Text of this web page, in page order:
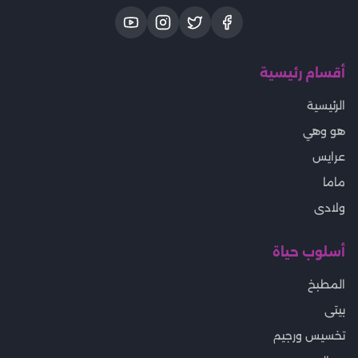
أقسام رئيسية
الرئيسية
هو وهي
عرايس
ماما
ولادى
أسلوب حياة
المطبخ
بيتى
تخسيس ورجيم